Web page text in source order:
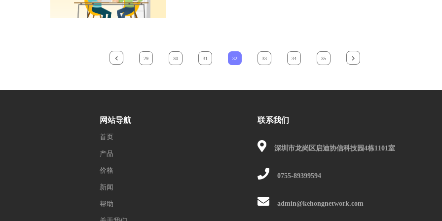
29 30 31 32 33 34 35
网站导航
首页
产品
价格
新闻
帮助
联系我们
深圳市龙岗区启迪协信科技园4栋1101室
0755-89399594
admin@kehongnetwork.com